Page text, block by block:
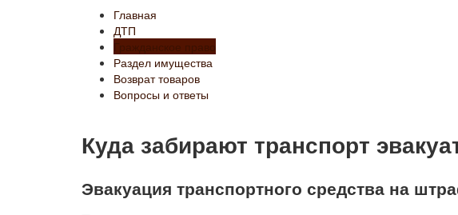
Главная
ДТП
Гражданское право
Раздел имущества
Возврат товаров
Вопросы и ответы
Куда забирают транспорт
Эвакуация транспортного средства на